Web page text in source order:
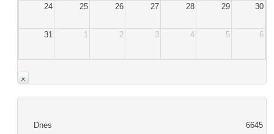
24 25 26 27 28 29 30
31 1 2 3 4 5 6
×
Dnes
6645